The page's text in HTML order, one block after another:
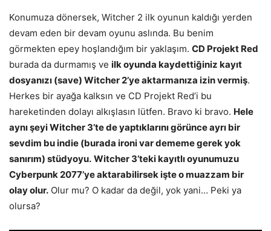
Konumuza dönersek, Witcher 2 ilk oyunun kaldığı yerden
devam eden bir devam oyunu aslında. Bu benim
görmekten epey hoşlandığım bir yaklaşım. CD Projekt Red
burada da durmamış ve ilk oyunda kaydettiğiniz kayıt
dosyanızı (save) Witcher 2’ye aktarmanıza izin vermiş.
Herkes bir ayağa kalksın ve CD Projekt Red’i bu
hareketinden dolayı alkışlasın lütfen. Bravo ki bravo. Hele
aynı şeyi Witcher 3’te de yaptıklarını görünce ayrı bir
sevdim bu indie (burada ironi var dememe gerek yok
sanırım) stüdyoyu. Witcher 3’teki kayıtlı oyunumuzu
Cyberpunk 2077’ye aktarabilirsek işte o muazzam bir
olay olur. Olur mu? O kadar da değil, yok yani… Peki ya
olursa?